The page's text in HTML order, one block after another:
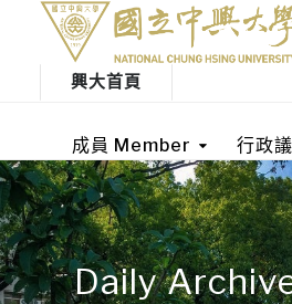
興大首頁
成員 Member 行政
Daily